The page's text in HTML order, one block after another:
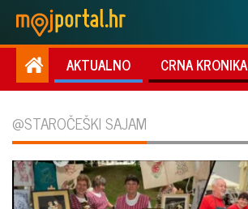
AKTUALNO CRNA KRONIKA
@STAROČEŠKI SAJAM